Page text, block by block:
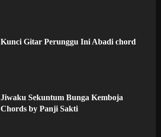
Kunci Gitar Perunggu Ini Abadi chord
Jiwaku Sekuntum Bunga Kemboja
Chords by Panji Sakti